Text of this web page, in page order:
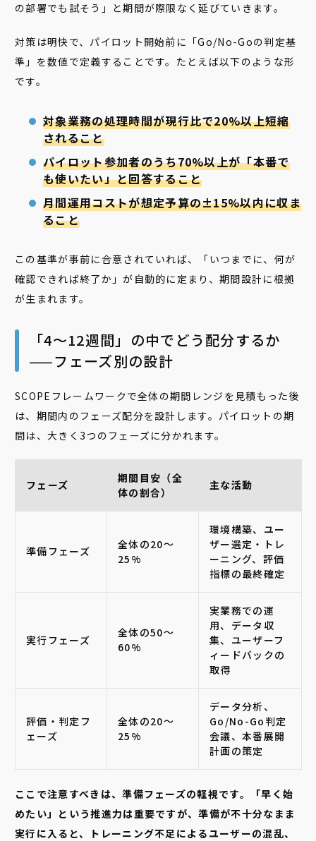
の部署でも試そう」と期間が際限なく延びていきます。
対策は明快で、パイロット開始前に「Go/No-Goの判定基
準」を数値で定義することです。たとえば以下のような形
です。
対象業務の処理時間が現行比で20%以上短縮
されること
パイロット参加者のうち70%以上が「本番で
も使いたい」と回答すること
月間運用コストが想定予算の±15%以内に収ま
ること
この基準が事前に合意されていれば、「いつまでに、何が
確認できれば終了か」が自動的に定まり、期間設計に根拠
が生まれます。
「4〜12週間」の中でどう配分するか
——フェーズ別の設計
SCOPEフレームワークで全体の期間レンジを見積もった後
は、期間内のフェーズ配分を設計します。パイロットの期
間は、大きく3つのフェーズに分かれます。
フェーズ
期間目安（全
体の割合）
主な活動
準備フェーズ
全体の20〜
25%
環境構築、ユー
ザー選定・トレ
ーニング、評価
指標の最終確定
実行フェーズ
全体の50〜
60%
実業務での運
用、データ収
集、ユーザーフ
ィードバックの
取得
評価・判定フ
ェーズ
全体の20〜
25%
データ分析、
Go/No-Go判定
会議、本番展開
計画の策定
ここで注意すべきは、準備フェーズの軽視です。「早く始
めたい」という推進力は重要ですが、準備が不十分なまま
実行に入ると、トレーニング不足によるユーザーの混乱、